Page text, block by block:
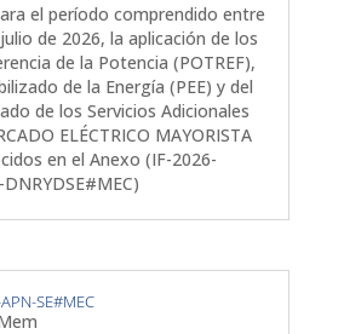
el período comprendido entre
de 2026, la aplicación de los
de la Potencia (POTREF),
de la Energía (PEE) y del
de los Servicios Adicionales
ELÉCTRICO MAYORISTA
en el Anexo (IF-2026-
SE#MEC